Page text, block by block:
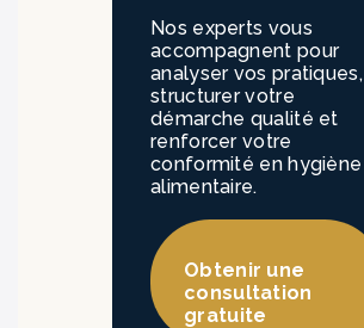
Nos experts vous
accompagnent pour
analyser vos pratiques,
structurer votre
démarche qualité et
renforcer votre
conformité en hygiène
alimentaire.
Obtenir une
consultation
gratuite